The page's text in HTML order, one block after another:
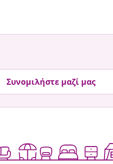
Συνομιλήστε μαζί μας